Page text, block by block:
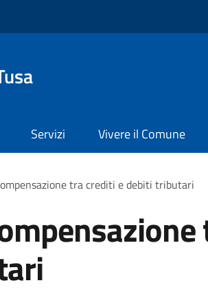
Servizi Vivere il Comune
tra crediti e debiti tributari